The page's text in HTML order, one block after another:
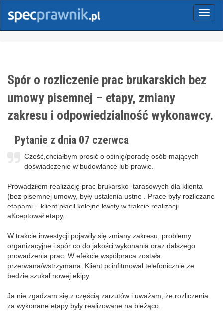
Menu
Spór o rozliczenie prac brukarskich bez
umowy pisemnej – etapy, zmiany
zakresu i odpowiedzialność wykonawcy.
Pytanie z dnia 07 czerwca
Cześć,chciałbym prosić o opinię/poradę osób mających
doświadczenie w budowlance lub prawie.
Prowadziłem realizację prac brukarsko–tarasowych dla klienta
(bez pisemnej umowy, były ustalenia ustne . Prace były rozliczane
etapami – klient płacił kolejne kwoty w trakcie realizacji
aKceptował etapy.
W trakcie inwestycji pojawiły się zmiany zakresu, problemy
organizacyjne i spór co do jakości wykonania oraz dalszego
prowadzenia prac. W efekcie współpraca została
przerwana/wstrzymana. Klient poinfitmowal telefonicznie ze
bedzie szukal nowej ekipy.
Ja nie zgadzam się z częścią zarzutów i uważam, że rozliczenia
za wykonane etapy były realizowane na bieżąco.